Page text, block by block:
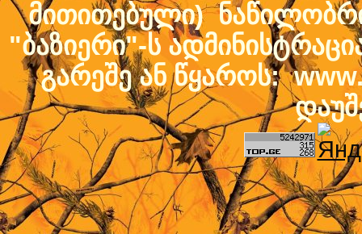
მითითებული)
"ბაზიერი"-ს
გარეშე ან წყაროს: